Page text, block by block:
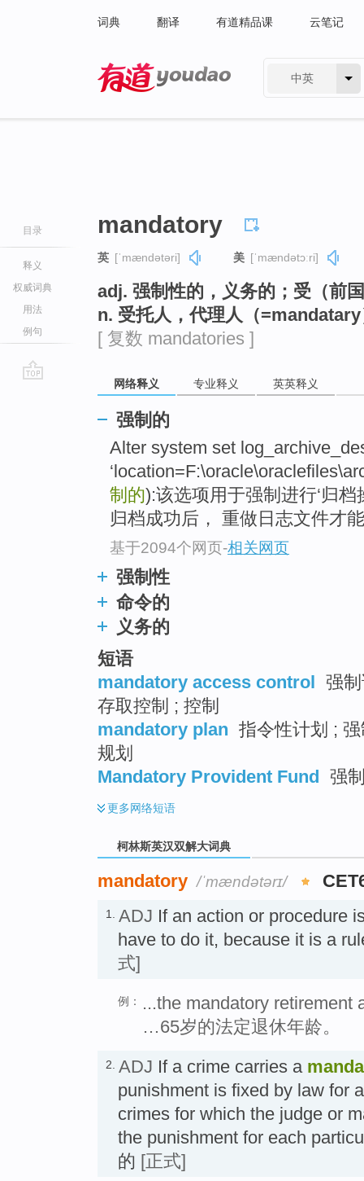
词典 翻译 有道精品课 云笔记
中英
目录
释义
权威词典
用法
例句
mandatory
英 [ˈmændətəri] 美 [ˈmændətɔːri]
adj. 强制性的，义务的；受（前
n. 受托人，代理人（
[ 复数 mandatories ]
网络释义 专业释义 英英释义
强制的
Alter system set
制的):该选项用于强制进行‘归
归档成功后， 重做日志文件才
基于2094个网页-相关网页
强制性
命令的
义务的
短语
mandatory access control 强
存取控制 ; 控制
mandatory plan 指令性计划 ;
规划
Mandatory Provident Fund 强
更多网络短语
柯林斯英汉双解大词典
mandatory /ˈmændətərɪ/
1. ADJ If an action or procedure
have to do it, because it is a
式]
例：
...the mandatory retirement
…65岁的法定退休年龄。
2. ADJ If a crime carries a
punishment is fixed by law for
crimes for which the judge or
the punishment for each
的 [正式]